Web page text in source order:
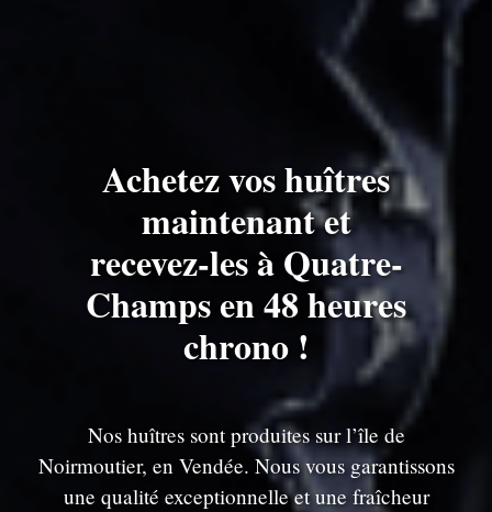
Achetez vos huîtres
maintenant et
recevez-les à Quatre-
Champs en 48 heures
chrono !
Nos huîtres sont produites sur l’île de
Noirmoutier, en Vendée. Nous vous garantissons
une qualité exceptionnelle et une fraîcheur